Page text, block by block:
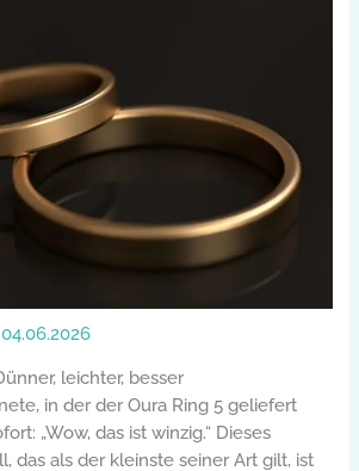
04.06.2026
leichter, besser
in der der Oura Ring 5 geliefert
„Wow, das ist winzig.“ Dieses
das als der kleinste seiner Art gilt, ist